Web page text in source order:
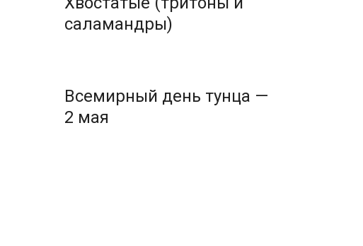
саламандры)
Всемирный день тунца —
2 мая